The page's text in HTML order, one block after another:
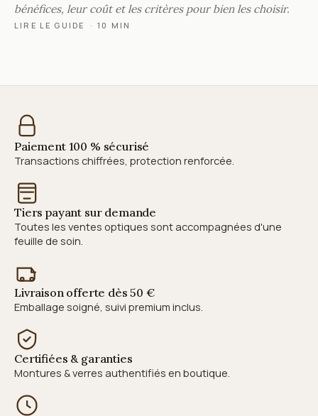
bénéfices, leur coût et les critères pour bien les choisir.
LIRE LE GUIDE · 10 MIN
Paiement 100 % sécurisé
Transactions chiffrées, protection renforcée.
Tiers payant sur demande
Toutes les ventes optiques sont accompagnées d'une
feuille de soin.
Livraison offerte dès 50 €
Emballage soigné, suivi premium inclus.
Certifiées & garanties
Montures & verres authentifiés en boutique.